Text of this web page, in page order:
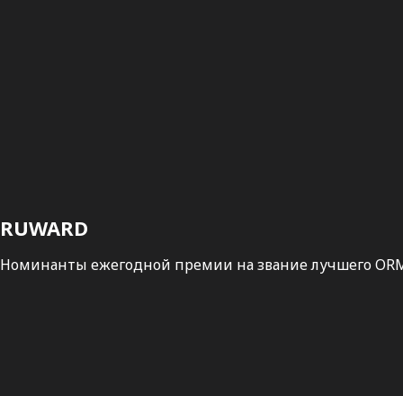
RUWARD
Номинанты ежегодной премии на звание лучшего